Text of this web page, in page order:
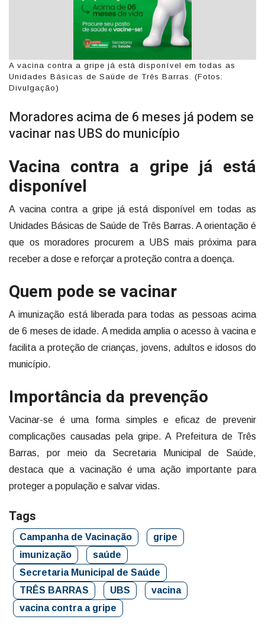
A vacina contra a gripe já está disponível em todas as
Unidades Básicas de Saúde de Três Barras. (Fotos:
Divulgação)
Moradores acima de 6 meses já podem se
vacinar nas UBS do município
Vacina contra a gripe já está
disponível
A vacina contra a gripe já está disponível em todas as
Unidades Básicas de Saúde de Três Barras. A orientação é
que os moradores procurem a UBS mais próxima para
receber a dose e reforçar a proteção contra a doença.
Quem pode se vacinar
A imunização está liberada para todas as pessoas acima
de 6 meses de idade. A medida amplia o acesso à vacina e
facilita a proteção de crianças, jovens, adultos e idosos do
município.
Importância da prevenção
Vacinar-se é uma forma simples e eficaz de prevenir
complicações causadas pela gripe. A Prefeitura de Três
Barras, por meio da Secretaria Municipal de Saúde,
destaca que a vacinação é uma ação importante para
proteger a população e salvar vidas.
Tags
Campanha de Vacinação
gripe
imunização
saúde
Secretaria Municipal de Saúde
TRÊS BARRAS
UBS
vacina
vacina contra a gripe